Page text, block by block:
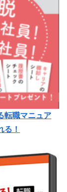
転職マニュア
！